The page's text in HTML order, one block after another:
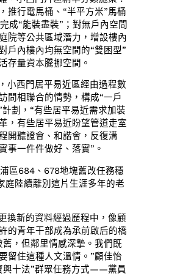
推行電馬桶、“半平方米”馬桶
成“能裝盡裝”；對無戶內空間
院等公共區域潛力，增設樓內
戶內樓內均無空間的“雙困型”
存量資本騰挪空間。
小西門居平易近區經由過程數
問相聯合的情勢，構成“一戶
計劃，“有些居平易近需求加裝
，有些居平易近盼望管道走室
開聽證會、和諧會，反復溝
事一件件做好、落實”。
區684、678地塊舊改任務穩
庭陸續離別這片生涯多年的老
換新的資料經過歷程中，像顧
的青年干部成為承前啟后的橋
舊，但鄰里情感深摯。我們既
留住這種人文溫情。”顧佳怡
興十法”群眾任務方式——黨員